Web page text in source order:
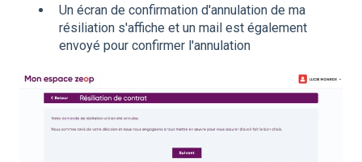
Un écran de confirmation d'annulation de ma
résiliation s'affiche et un mail est également
envoyé pour confirmer l'annulation